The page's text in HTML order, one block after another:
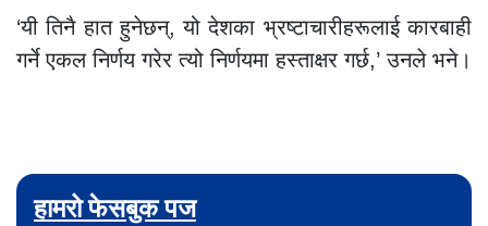
‘यी तिनै हात हुनेछन्, यो देशका भ्रष्टाचारीहरूलाई कारबाही
गर्ने एकल निर्णय गरेर त्यो निर्णयमा हस्ताक्षर गर्छ,’ उनले भने।
हामरो फेसबुक पज